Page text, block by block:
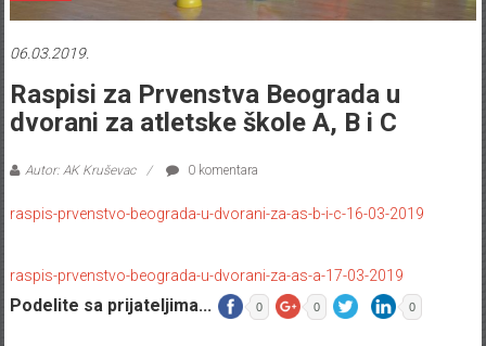
06.03.2019.
Raspisi za Prvenstva Beograda u
dvorani za atletske škole A, B i C
Autor: AK Kruševac 0 komentara
raspis-prvenstvo-beograda-u-dvorani-za-as-b-i-c-16-03-2019
raspis-prvenstvo-beograda-u-dvorani-za-as-a-17-03-2019
Podelite sa prijateljima... 0 0 0